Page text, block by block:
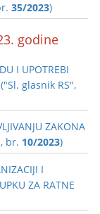
35/2023)
godine
I UPOTREBI
("Sl. glasnik RS",
ZAKONA
br. 10/2023)
I
ZA RATNE